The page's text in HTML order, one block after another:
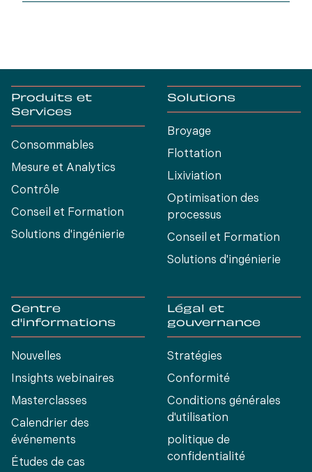
Produits et
Services
Consommables
Mesure et Analytics
Contrôle
Conseil et Formation
Solutions d'ingénierie
Solutions
Broyage
Flottation
Lixiviation
Optimisation des
processus
Conseil et Formation
Solutions d'ingénierie
Centre
d'informations
Nouvelles
Insights webinaires
Masterclasses
Calendrier des
événements
Études de cas
Légal et
gouvernance
Stratégies
Conformité
Conditions générales
d'utilisation
politique de
confidentialité